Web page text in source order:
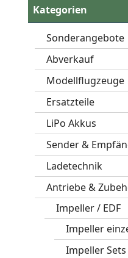
Kategorien
Sonderangebote
Abverkauf
Modellflugzeuge
Ersatzteile
LiPo Akkus
Sender &
Ladetechnik
Antriebe &
Impeller / EDF
Impeller
Impeller Sets